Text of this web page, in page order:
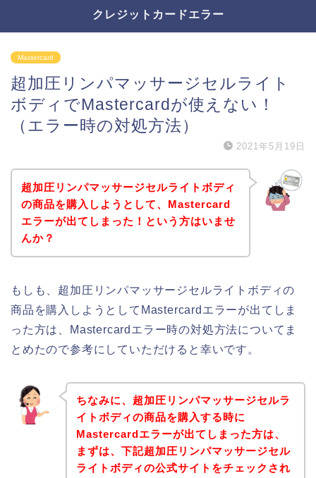
クレジットカードエラー
Mastercard
超加圧リンパマッサージセルライト
ボディでMastercardが使えない！
（エラー時の対処方法）
2021年5月19日
超加圧リンパマッサージセルライトボディ
の商品を購入しようとして、Mastercard
エラーが出てしまった！という方はいませ
んか？
もしも、超加圧リンパマッサージセルライトボディの
商品を購入しようとしてMastercardエラーが出てしま
った方は、Mastercardエラー時の対処方法についてま
とめたので参考にしていただけると幸いです。
ちなみに、超加圧リンパマッサージセルラ
イトボディの商品を購入する時に
Mastercardエラーが出てしまった方は、
まずは、下記超加圧リンパマッサージセル
ライトボディの公式サイトをチェックされ